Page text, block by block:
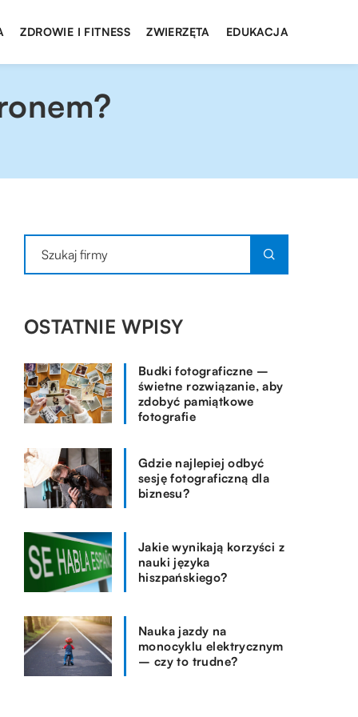
ZDROWIE I FITNESS ZWIERZĘTA EDUKACJA
OSTATNIE WPISY
Budki fotograficzne –
świetne rozwiązanie, aby
zdobyć pamiątkowe
fotografie
Gdzie najlepiej odbyć
sesję fotograficzną dla
biznesu?
Jakie wynikają korzyści z
nauki języka
hiszpańskiego?
Nauka jazdy na
monocyklu elektrycznym
– czy to trudne?